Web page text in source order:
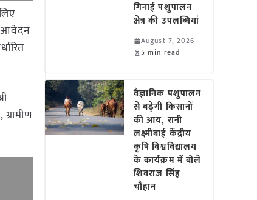
आवेदन
गिनाईं पशुपालन
क्षेत्र की उपलब्धियां
August 7, 2026
5 min read
वैज्ञानिक पशुपालन
से बढ़ेगी किसानों
की आय, रानी
लक्ष्मीबाई केंद्रीय
कृषि विश्वविद्यालय
के कार्यक्रम में बोले
शिवराज सिंह
चौहान